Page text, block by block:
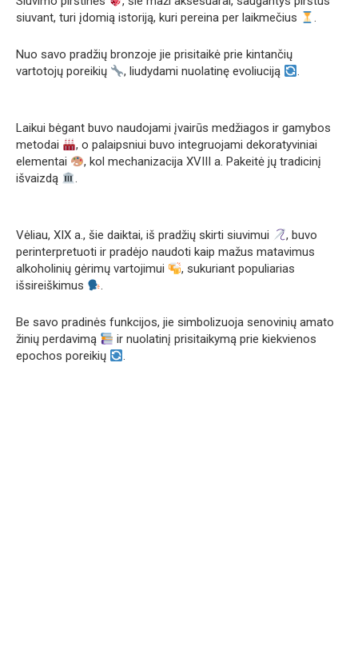
siuvant, turi įdomią istoriją, kuri pereina per laikmečius
.
Nuo savo pradžių bronzoje jie prisitaikė prie kintančių
vartotojų poreikių
, liudydami nuolatinę evoliuciją .
Laikui bėgant buvo naudojami įvairūs medžiagos ir gamybos
metodai
, o palaipsniui buvo integruojami dekoratyviniai
elementai
, kol mechanizacija XVIII a. Pakeitė jų tradicinį
išvaizdą
.
Vėliau, XIX a., šie daiktai, iš pradžių skirti siuvimui
, buvo
perinterpretuoti ir pradėjo naudoti kaip mažus matavimus
alkoholinių gėrimų vartojimui
, sukuriant populiarias
išsireiškimus
.
Be savo pradinės funkcijos, jie simbolizuoja senovinių amato
žinių perdavimą
ir nuolatinį prisitaikymą prie kiekvienos
epochos poreikių
.